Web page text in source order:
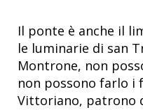
Il ponte è anche il
le luminarie di san
Montrone, non
non possono farlo i
Vittoriano, patrono